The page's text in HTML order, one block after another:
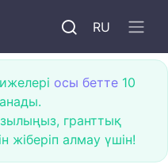
RU
осы бетте 10
гранттық
жіберіп алмау үшін!